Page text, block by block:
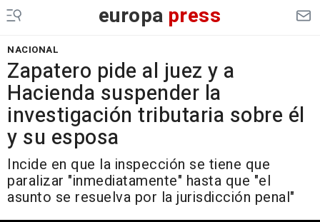
europa press
NACIONAL
Zapatero pide al juez y a
Hacienda suspender la
investigación tributaria sobre él
y su esposa
Incide en que la inspección se tiene que
paralizar "inmediatamente" hasta que "el
asunto se resuelva por la jurisdicción penal"